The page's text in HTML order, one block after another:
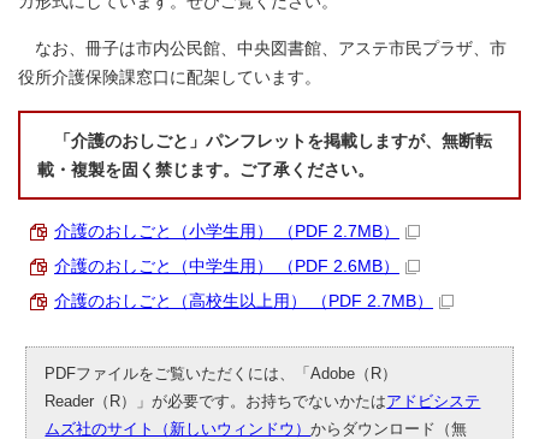
なお、冊子は市内公民館、中央図書館、アステ市民プラザ、市
役所介護保険課窓口に配架しています。
「介護のおしごと」パンフレットを掲載しますが、無断転
載・複製を固く禁じます。ご了承ください。
介護のおしごと（小学生用） （PDF 2.7MB）
介護のおしごと（中学生用） （PDF 2.6MB）
介護のおしごと（高校生以上用） （PDF 2.7MB）
PDFファイルをご覧いただくには、「Adobe（R）
Reader（R）」が必要です。お持ちでないかたはアドビシステ
ムズ社のサイト（新しいウィンドウ）からダウンロード（無